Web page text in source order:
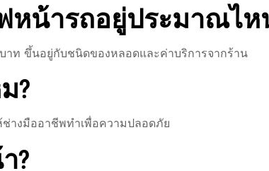
หน้ารถอยู่ประมาณไห
าท ขึ้นอยู่กับชนิดของหลอดและค่าบริการจากร้าน
?
างมืออาชีพทำเพื่อความปลอดภัย
?